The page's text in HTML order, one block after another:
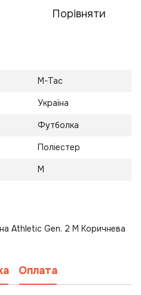
Порівняти
M-Tac
Україна
Футболка
Поліестер
M
Athletic Gen. 2 M Коричнева
Оплата